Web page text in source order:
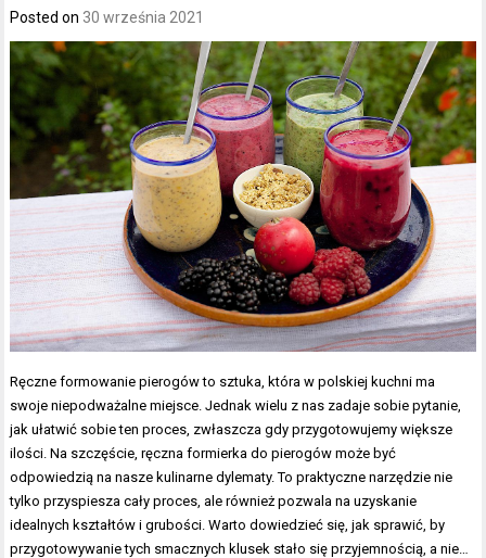
Posted on 30 września 2021
Ręczne formowanie pierogów to sztuka, która w polskiej kuchni ma
swoje niepodważalne miejsce. Jednak wielu z nas zadaje sobie pytanie,
jak ułatwić sobie ten proces, zwłaszcza gdy przygotowujemy większe
ilości. Na szczęście, ręczna formierka do pierogów może być
odpowiedzią na nasze kulinarne dylematy. To praktyczne narzędzie nie
tylko przyspiesza cały proces, ale również pozwala na uzyskanie
idealnych kształtów i grubości. Warto dowiedzieć się, jak sprawić, by
przygotowywanie tych smacznych klusek stało się przyjemnością, a nie…